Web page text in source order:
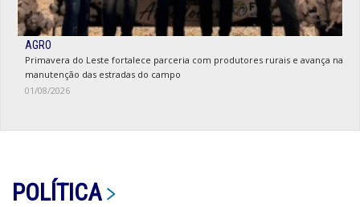
AGRO
Primavera do Leste fortalece parceria com produtores rurais e avança na
manutenção das estradas do campo
01/08/2026
POLÍTICA